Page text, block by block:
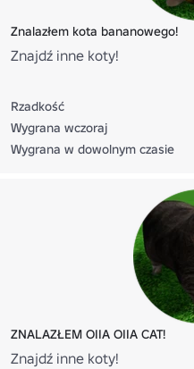
Znalazłem kota bananowego!
Znajdź inne koty!
Rzadkość
Wygrana wczoraj
Wygrana w dowolnym czasie
ZNALAZŁEM OIIA OIIA CAT!
Znajdź inne koty!